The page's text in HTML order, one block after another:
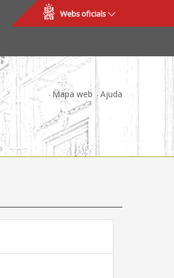
Webs oficials
Mapa web Ajuda